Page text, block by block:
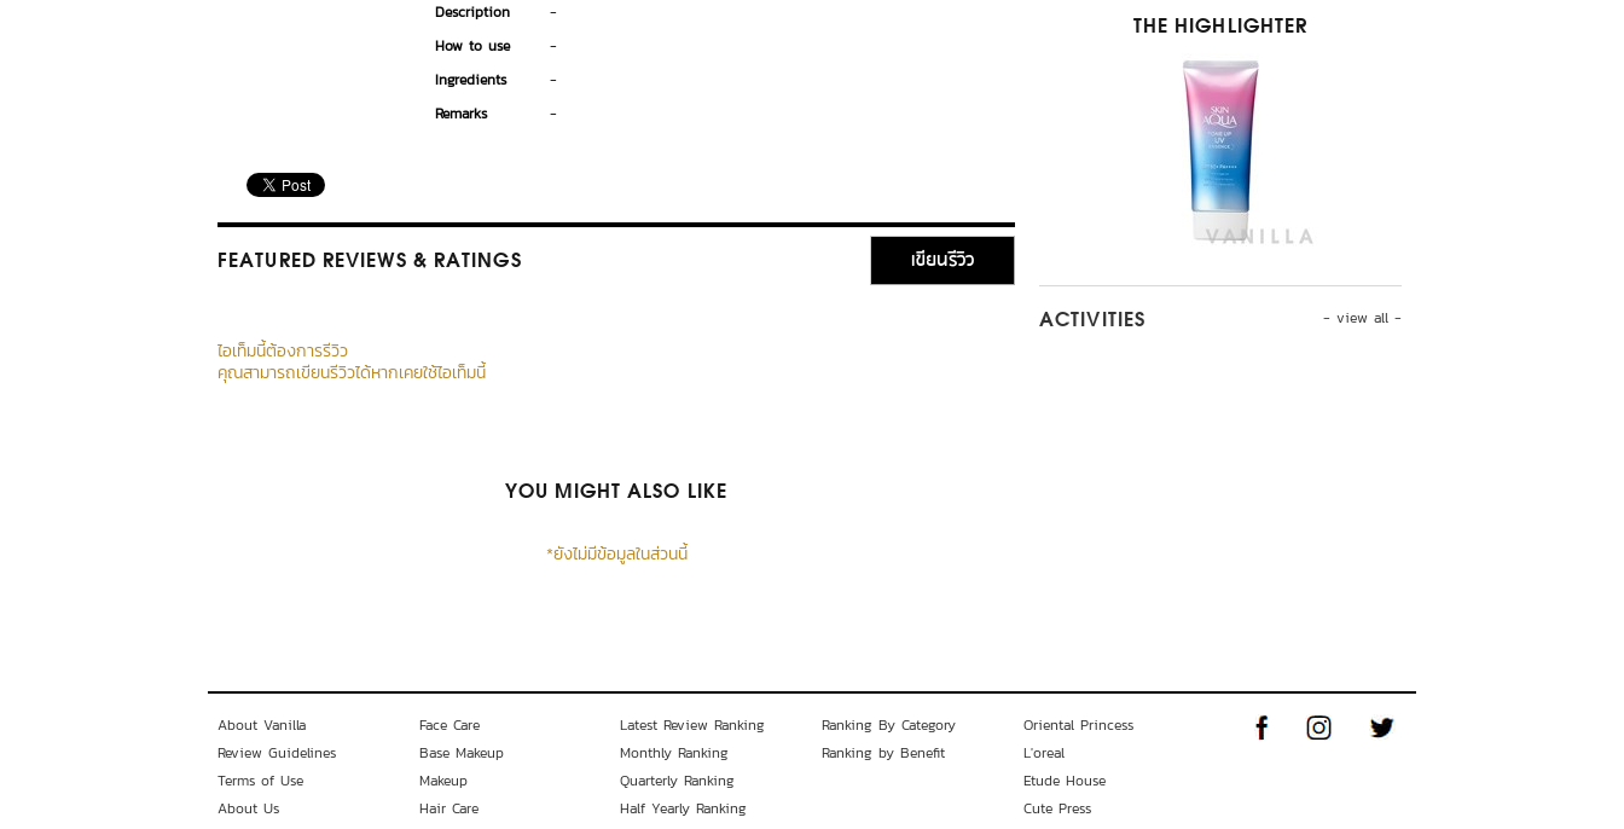
Description
-
How to use
-
Ingredients
-
Remarks
-
FEATURED REVIEWS & RATINGS เขียนรีวิว
ไอเท็มนี้ต้องการรีวิว
คุณสามารถเขียนรีวิวได้หากเคยใช้ไอเท็มนี้
YOU MIGHT ALSO LIKE
*ยังไม่มีข้อมูลในส่วนนี้
THE HIGHLIGHTER
- view all -
ACTIVITIES
About Vanilla
Review Guidelines
Terms of Use
About Us
Face Care
Base Makeup
Makeup
Hair Care
Latest Review Ranking
Monthly Ranking
Quarterly Ranking
Half Yearly Ranking
Ranking By Category
Ranking by Benefit
Oriental Princess
L'oreal
Etude House
Cute Press